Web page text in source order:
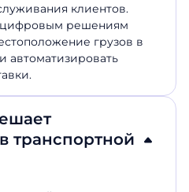
клиентов.
цифровым решениям
грузов в
автоматизировать
транспортной